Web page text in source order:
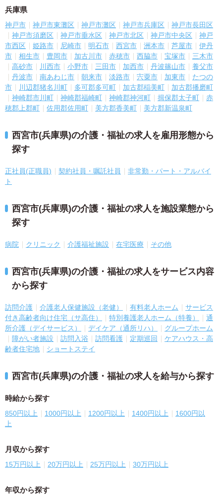
兵庫県
神戸市 神戸市東灘区 神戸市灘区 神戸市兵庫区
神戸市長田区
神戸市須磨区
神戸市垂水区 神戸市北区 神戸市中央区
神戸
市西区
姫路市 尼崎市 明石市 西宮市 洲本市 芦屋市
伊丹
市
相生市 豊岡市 加古川市 赤穂市 西脇市 宝塚市
三木市
高砂市
川西市 小野市 三田市 加西市 丹波篠山市
養父市
丹波市
南あわじ市 朝来市 淡路市 宍粟市 加東市
たつの
市
川辺郡猪名川町 多可郡多可町 加古郡稲美町
加古郡播磨町
神崎郡市川町
神崎郡福崎町 神崎郡神河町 揖保郡太子町
赤
穂郡上郡町
佐用郡佐用町 美方郡香美町 美方郡新温泉町
西宮市(兵庫県)の介護・福祉の求人を雇用形態から
探す
正社員(正職員) 契約社員・嘱託社員
非常勤・パート・アルバイ
ト
西宮市(兵庫県)の介護・福祉の求人を施設業態から
探す
病院 クリニック 介護福祉施設 在宅医療 その他
西宮市(兵庫県)の介護・福祉の求人をサービス内容
から探す
訪問介護 介護老人保健施設（老健） 有料老人ホーム
サービス
付き高齢者向け住宅（サ高住）
特別養護老人ホーム（特養）
通
所介護（デイサービス）
デイケア（通所リハ）
グループホーム
障がい者施設
訪問入浴 訪問看護 定期巡回
ケアハウス・高
齢者住宅地
ショートステイ
西宮市(兵庫県)の介護・福祉の求人を給与から探す
時給から探す
850円以上 1000円以上 1200円以上 1400円以上
1600円以
上
月収から探す
15万円以上 20万円以上 25万円以上 30万円以上
年収から探す